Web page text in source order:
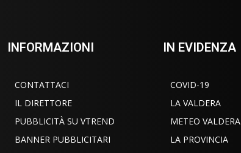
INFORMAZIONI
CONTATTACI
IL DIRETTORE
PUBBLICITÀ SU VTREND
BANNER PUBBLICITARI
IN EVIDENZA
COVID-19
LA VALDERA
METEO VALDERA
LA PROVINCIA